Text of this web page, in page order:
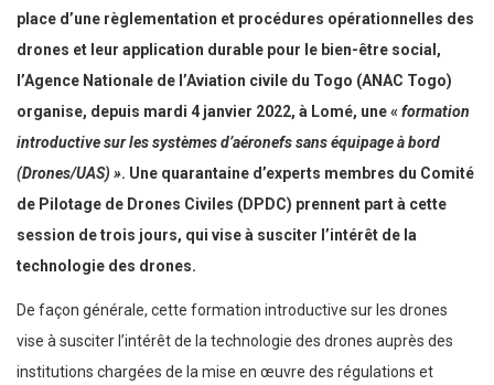
place d’une règlementation et procédures opérationnelles des
drones et leur application durable pour le bien-être social,
l’Agence Nationale de l’Aviation civile du Togo (ANAC Togo)
organise, depuis mardi 4 janvier 2022, à Lomé, une «formation
introductive sur les systèmes d’aéronefs sans équipage à bord
(Drones/UAS) ». Une quarantaine d’experts membres du Comité
de Pilotage de Drones Civiles (DPDC) prennent part à cette
session de trois jours, qui vise à susciter l’intérêt de la
technologie des drones.
De façon générale, cette formation introductive sur les drones
vise à susciter l’intérêt de la technologie des drones auprès des
institutions chargées de la mise en œuvre des régulations et